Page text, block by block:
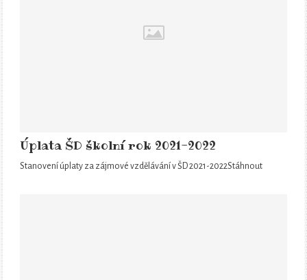
Úplata ŠD školní rok 2021-2022
Stanovení úplaty za zájmové vzdělávání v ŠD 2021-2022Stáhnout